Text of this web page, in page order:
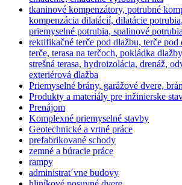
tkaninové kompenzátory, potrubné
kompenzácia dilatácií, dilatácie
priemyselné potrubia, spalinové
rektifikačné terče pod dlažbu, terče
terče, terasa na terčoch, pokládka
strešná terasa, hydroizolácia, drenáž,
exteriérová dlažba
Priemyselné brány, garážové dvere,
Produkty a materiály pre inžinierske
Prenájom
Komplexné priemyselné stavby
Geotechnické a vrtné práce
prefabrikované schody
zemné a búracie práce
rampy
administrat´vne budovy